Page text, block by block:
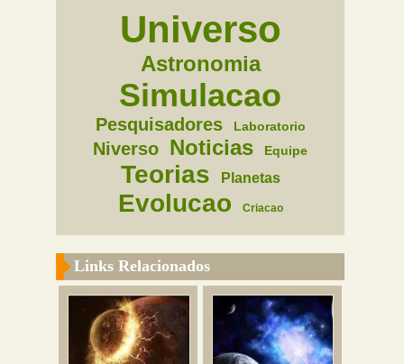
Universo
Astronomia
Simulacao
Pesquisadores Laboratorio
Niverso Noticias Equipe
Teorias Planetas
Evolucao Criacao
Links Relacionados